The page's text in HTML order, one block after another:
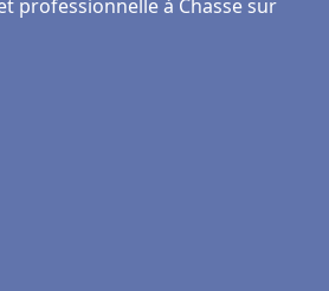
professionnelle à Chasse sur